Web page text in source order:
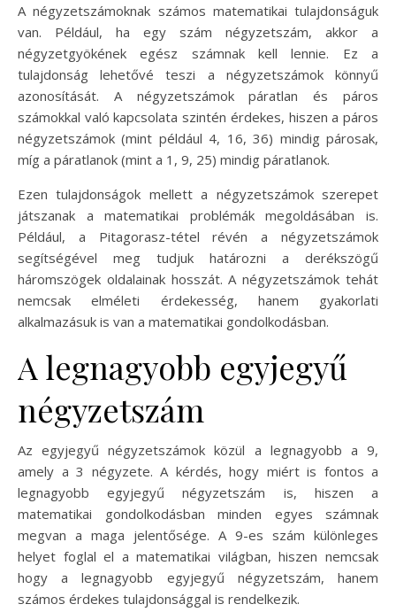
A négyzetszámoknak számos matematikai tulajdonságuk
van. Például, ha egy szám négyzetszám, akkor a
négyzetgyökének egész számnak kell lennie. Ez a
tulajdonság lehetővé teszi a négyzetszámok könnyű
azonosítását. A négyzetszámok páratlan és páros
számokkal való kapcsolata szintén érdekes, hiszen a páros
négyzetszámok (mint például 4, 16, 36) mindig párosak,
míg a páratlanok (mint a 1, 9, 25) mindig páratlanok.
Ezen tulajdonságok mellett a négyzetszámok szerepet
játszanak a matematikai problémák megoldásában is.
Például, a Pitagorasz-tétel révén a négyzetszámok
segítségével meg tudjuk határozni a derékszögű
háromszögek oldalainak hosszát. A négyzetszámok tehát
nemcsak elméleti érdekesség, hanem gyakorlati
alkalmazásuk is van a matematikai gondolkodásban.
A legnagyobb egyjegyű
négyzetszám
Az egyjegyű négyzetszámok közül a legnagyobb a 9,
amely a 3 négyzete. A kérdés, hogy miért is fontos a
legnagyobb egyjegyű négyzetszám is, hiszen a
matematikai gondolkodásban minden egyes számnak
megvan a maga jelentősége. A 9-es szám különleges
helyet foglal el a matematikai világban, hiszen nemcsak
hogy a legnagyobb egyjegyű négyzetszám, hanem
számos érdekes tulajdonsággal is rendelkezik.